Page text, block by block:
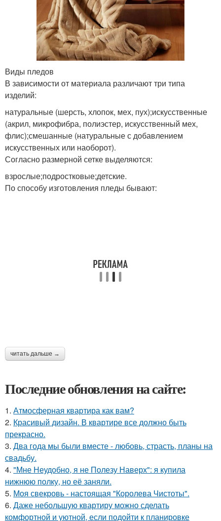
Виды пледов
В зависимости от материала различают три типа
изделий:
натуральные (шерсть, хлопок, мех, пух);искусственные
(акрил, микрофибра, полиэстер, искусственный мех,
флис);смешанные (натуральные с добавлением
искусственных или наоборот).
Согласно размерной сетке выделяются:
взрослые;подростковые;детские.
По способу изготовления пледы бывают:
читать дальше →
Последние обновления на сайте:
1. Атмосферная квартира как вам?
2. Красивый дизайн. В квартире все должно быть
прекрасно.
3. Два года мы были вместе - любовь, страсть, планы на
свадьбу.
4. "Мне Неудобно, я не Полезу Наверх": я купила
нижнюю полку, но её заняли.
5. Моя свекровь - настоящая "Королева Чистоты".
6. Даже небольшую квартиру можно сделать
комфортной и уютной, если подойти к планировке